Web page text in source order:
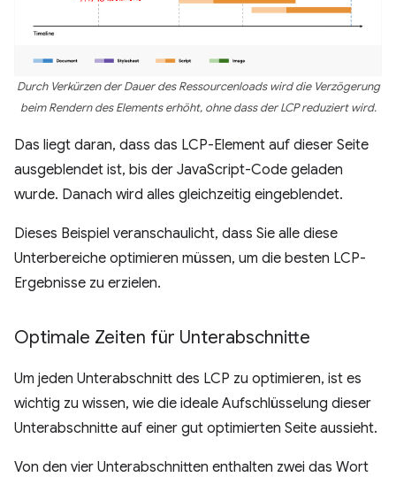
Durch Verkürzen der Dauer des Ressourcenloads wird die Verzögerung
beim Rendern des Elements erhöht, ohne dass der LCP reduziert wird.
Das liegt daran, dass das LCP-Element auf dieser Seite
ausgeblendet ist, bis der JavaScript-Code geladen
wurde. Danach wird alles gleichzeitig eingeblendet.
Dieses Beispiel veranschaulicht, dass Sie alle diese
Unterbereiche optimieren müssen, um die besten LCP-
Ergebnisse zu erzielen.
Optimale Zeiten für Unterabschnitte
Um jeden Unterabschnitt des LCP zu optimieren, ist es
wichtig zu wissen, wie die ideale Aufschlüsselung dieser
Unterabschnitte auf einer gut optimierten Seite aussieht.
Von den vier Unterabschnitten enthalten zwei das Wort